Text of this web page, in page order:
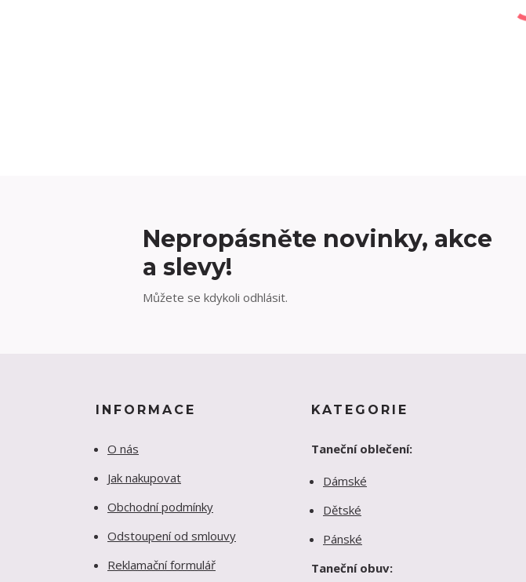
Nepropásněte novinky, akce
a slevy!
Můžete se kdykoli odhlásit.
INFORMACE
O nás
Jak nakupovat
Obchodní podmínky
Odstoupení od smlouvy
Reklamační formulář
KATEGORIE
Taneční oblečení:
Dámské
Dětské
Pánské
Taneční obuv: